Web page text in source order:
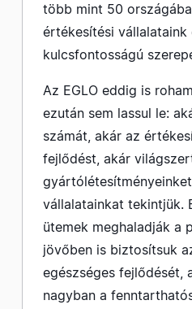
több mint 50
értékesítési vállalataink
kulcsfontosságú
Az EGLO eddig is
ezután sem lassul le:
számát, akár az
fejlődést, akár
vállalatainkat tekintjük.
ütemek meghaladják a
jövőben is biztosítsuk
egészséges fejlődését,
nagyban a